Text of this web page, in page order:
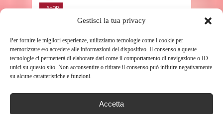
Gestisci la tua privacy
Per fornire le migliori esperienze, utilizziamo tecnologie come i cookie per
memorizzare e/o accedere alle informazioni del dispositivo. Il consenso a queste
tecnologie ci permetterà di elaborare dati come il comportamento di navigazione o ID
unici su questo sito. Non acconsentire o ritirare il consenso può influire negativamente
su alcune caratteristiche e funzioni.
Accetta
SHOP
ALPHA WOODEN TRAY – VASSOIO
IN LEGNO ...
199